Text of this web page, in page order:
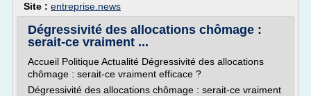
Site : entreprise.news
Dégressivité des allocations chômage :
serait-ce vraiment ...
Accueil Politique Actualité Dégressivité des allocations
chômage : serait-ce vraiment efficace ?
Dégressivité des allocations chômage : serait-ce vraiment